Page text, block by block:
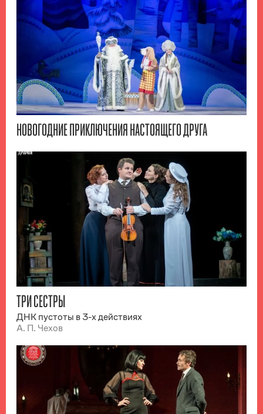
НОВОГОДНИЕ ПРИКЛЮЧЕНИЯ НАСТОЯЩЕГО ДРУГА
ТРИ СЕСТРЫ
ДНК пустоты в 3-х действиях
А. П. Чехов